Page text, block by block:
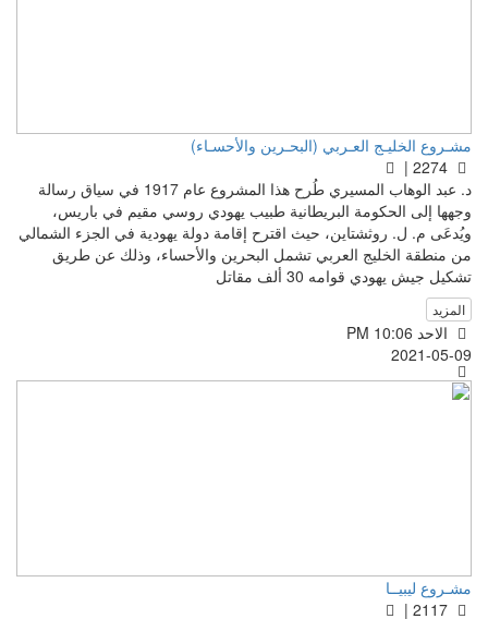
مشـروع الخليـج العـربي (البحـرين والأحسـاء)
د. عبد الوهاب المسيري طُرح هذا المشروع عام 1917 في سياق رسالة
وجهها إلى الحكومة البريطانية طبيب يهودي روسي مقيم في باريس،
ويُدعَى م. ل. روثشتاين، حيث اقترح إقامة دولة يهودية في الجزء الشمالي
من منطقة الخليج العربي تشمل البحرين والأحساء، وذلك عن طريق
تشكيل جيش يهودي قوامه 30 ألف مقاتل
المزيد
الاحد PM 10:06
2021-05-09
مشـروع ليبيــا